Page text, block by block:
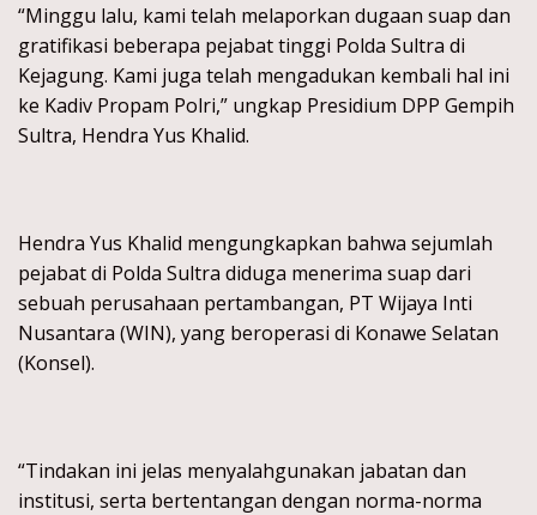
“Minggu lalu, kami telah melaporkan dugaan suap dan
gratifikasi beberapa pejabat tinggi Polda Sultra di
Kejagung. Kami juga telah mengadukan kembali hal ini
ke Kadiv Propam Polri,” ungkap Presidium DPP Gempih
Sultra, Hendra Yus Khalid.
Hendra Yus Khalid mengungkapkan bahwa sejumlah
pejabat di Polda Sultra diduga menerima suap dari
sebuah perusahaan pertambangan, PT Wijaya Inti
Nusantara (WIN), yang beroperasi di Konawe Selatan
(Konsel).
“Tindakan ini jelas menyalahgunakan jabatan dan
institusi, serta bertentangan dengan norma-norma